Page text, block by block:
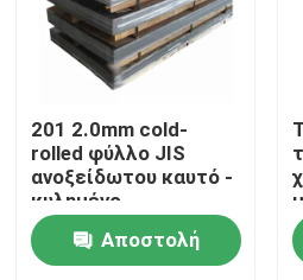
Σχετικά με εμάς
Επισκεψή εργοστασίου
Έλεγχος ποιότητας
201 2.0mm cold-
rolled φύλλο JIS
ανοξείδωτου καυτό -
κυλημένο
ανοξείδωτο 2B 304
Αποστολή